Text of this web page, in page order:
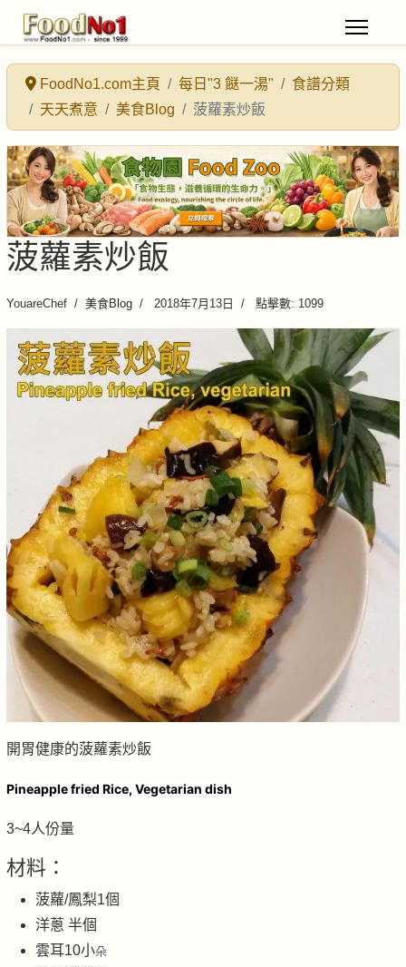
FoodNo1.com主頁 每日"3 餸一湯"
食譜分類
天天煮意
美食Blog 菠蘿素炒飯
菠蘿素炒飯
YouareChef 美食Blog 2018年7月13日 點擊數: 1099
開胃健康的菠蘿素炒飯
Pineapple fried Rice, Vegetarian dish
3~4人份量
材料：
菠蘿/鳳梨1個
洋蔥 半個
雲耳10小朵